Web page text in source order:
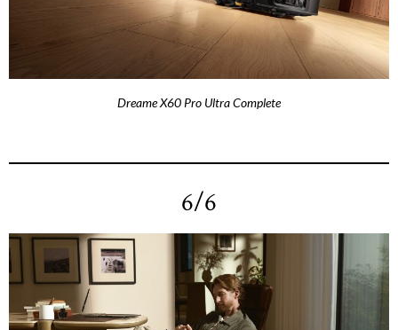
Dreame X60 Pro Ultra Complete
6/6